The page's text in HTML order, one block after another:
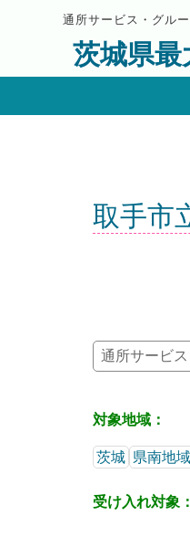
通所サービス・グル
茨城県
取手市
通所サービス
対象地域：
茨城 県南地域
受け入れ対象：